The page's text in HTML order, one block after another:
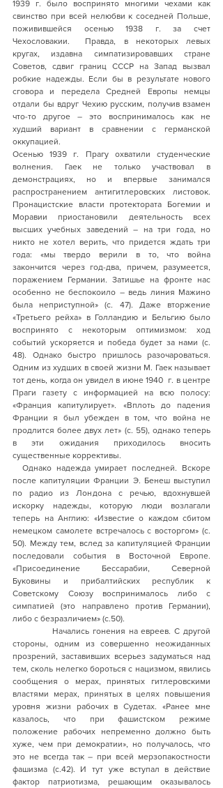
1939 г. было воспринято многими чехами как
свинство при всей нелюбви к соседней Польше,
поживившейся осенью 1938 г. за счет
Чехословакии.  Правда, в некоторых левых
кругах, издавна симпатизировавших стране
Советов, сдвиг границ СССР на Запад вызвал
робкие надежды. Если бы в результате нового
сговора и передела Средней Европы немцы
отдали бы вдруг Чехию русским, получив взамен
что-то другое – это воспринималось как не
худший вариант в сравнении с германской
оккупацией.
Осенью 1939 г. Прагу охватили студенческие
волнения. Гаек не только участвовал в
демонстрациях, но и впервые занимался
распространением антигитлеровских листовок.
Пронацистские власти протектората Богемии и
Моравии приостановили деятельность всех
высших учебных заведений – на три года, но
никто не хотел верить, что придется ждать три
года: «мы твердо верили в то, что война
закончится через год-два, причем, разумеется,
поражением Германии. Затишье на фронте нас
особенно не беспокоило – ведь линия Мажино
была неприступной» (с. 47). Даже вторжение
«Третьего рейха» в Голландию и Бельгию было
воспринято с некоторым оптимизмом: ход
событий ускоряется и победа будет за нами (с.
48). Однако быстро пришлось разочароваться.
Одним из худших в своей жизни М. Гаек называет
тот день, когда он увидел в июне 1940  г. в центре
Праги газету с информацией на всю полосу:
«Франция капитулирует». «Вплоть до падения
Франции я был убежден в том, что война не
продлится более двух лет» (с. 55), однако теперь
в эти ожидания приходилось вносить
существенные коррективы.
после капитуляции Франции Э. Бенеш выступил
по радио из Лондона с речью, вдохнувшей
искорку надежды, которую люди возлагали
теперь на Англию: «Известие о каждом сбитом
немецком самолете встречалось с восторгом» (с.
50). Между тем, вслед за капитуляцией Франции
последовали события в Восточной Европе.
«Присоединение Бессарабии, Северной
Буковины и прибалтийских республик к
Советскому Союзу воспринималось либо с
симпатией (это направлено против Германии),
либо с безразличием» (с.50).
стороны, одним из совершенно неожиданных
прозрений, заставивших всерьез задуматься над
тем, сколь нелегко бороться с нацизмом, явились
сообщения о мерах, принятых гитлеровскими
властями мерах, принятых в целях повышения
уровня жизни рабочих в Судетах. «Ранее мне
казалось, что при фашистском режиме
положение рабочих непременно должно быть
хуже, чем при демократии», но получалось, что
это не всегда так – при всей мерзопакостности
фашизма (с.42). И тут уже вступал в действие
фактор патриотизма, решающим оказывалось